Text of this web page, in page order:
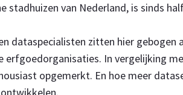
van Nederland, is sinds half
dataspecialisten zitten hier gebogen
erfgoedorganisaties. In vergelijking
opgemerkt. En hoe meer